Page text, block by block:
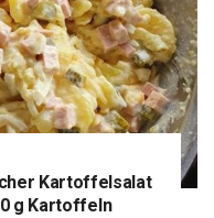
Kartoffelsalat
g Kartoffeln